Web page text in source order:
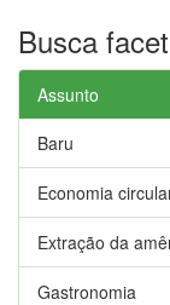
Busca
Assunto
Baru
Economia
Extração da
Gastronomia